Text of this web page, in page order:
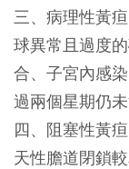
三、病理性黃
球異常且過度
合、子宮內感
過兩個星期仍
四、阻塞性黃
天性膽道閉鎖